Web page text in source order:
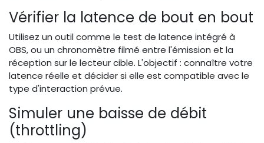
Vérifier la latence de bout en bout
Utilisez un outil comme le test de latence intégré à
OBS, ou un chronomètre filmé entre l'émission et la
réception sur le lecteur cible. L'objectif : connaître votre
latence réelle et décider si elle est compatible avec le
type d'interaction prévue.
Simuler une baisse de débit
(throttling)